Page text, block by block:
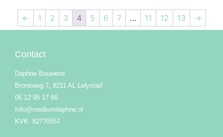
← 1 2 3 4 5 6 7 … 11 12 13 →
Contact
Daphne Bouwens
Bronsweg 7, 8211 AL Lelystad
06 12 95 17 66
Info@mediumdaphne.nl
KVK: 82770557